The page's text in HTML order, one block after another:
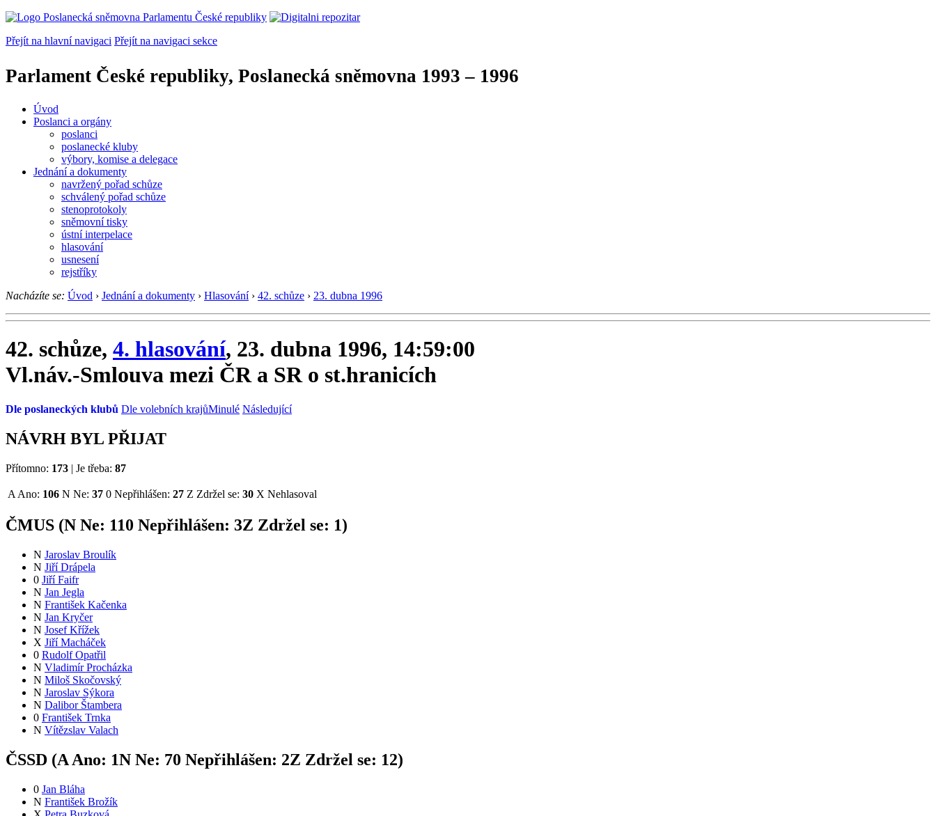
Přejít na hlavní navigaci Přejít na navigaci sekce
Parlament České republiky, Poslanecká sněmovna 1993 – 1996
Úvod
Poslanci a orgány
poslanci
poslanecké kluby
výbory, komise a delegace
Jednání a dokumenty
navržený pořad schůze
schválený pořad schůze
stenoprotokoly
sněmovní tisky
ústní interpelace
hlasování
usnesení
rejstříky
Nacházíte se: Úvod › Jednání a dokumenty › Hlasování › 42. schůze › 23. dubna 1996
42. schůze, 4. hlasování, 23. dubna 1996, 14:59:00
Vl.náv.-Smlouva mezi ČR a SR o st.hranicích
Dle poslaneckých klubů Dle volebních krajůMinulé Následující
NÁVRH BYL PŘIJAT
Přítomno: 173 | Je třeba: 87
A Ano: 106 N Ne: 37 0 Nepřihlášen: 27 Z Zdržel se: 30 X Nehlasoval
ČMUS (N Ne: 110 Nepřihlášen: 3Z Zdržel se: 1)
N Jaroslav Broulík
N Jiří Drápela
0 Jiří Faifr
N Jan Jegla
N František Kačenka
N Jan Kryčer
N Josef Křížek
X Jiří Macháček
0 Rudolf Opatřil
N Vladimír Procházka
N Miloš Skočovský
N Jaroslav Sýkora
N Dalibor Štambera
0 František Trnka
N Vítězslav Valach
ČSSD (AAno: 1N Ne: 70 Nepřihlášen: 2Z Zdržel se: 12)
0 Jan Bláha
N František Brožík